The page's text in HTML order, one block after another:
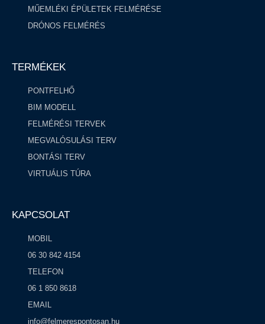
MŰEMLÉKI ÉPÜLETEK FELMÉRÉSE
DRÓNOS FELMÉRÉS
TERMÉKEK
PONTFELHŐ
BIM MODELL
FELMÉRÉSI TERVEK
MEGVALÓSULÁSI TERV
BONTÁSI TERV
VIRTUÁLIS TÚRA
KAPCSOLAT
MOBIL
06 30 842 4154
TELEFON
06 1 850 8618
EMAIL
info@felmerespontosan.hu